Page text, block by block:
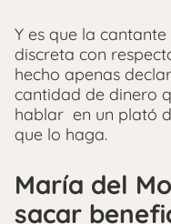
Y es que la
discreta con
hecho apenas
cantidad de dinero
hablar en un plató
que lo haga.
María del
sacar